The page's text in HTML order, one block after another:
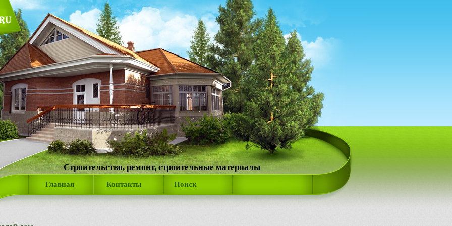
Строительство, ремонт, строительные материалы
Главная Контакты Поиск